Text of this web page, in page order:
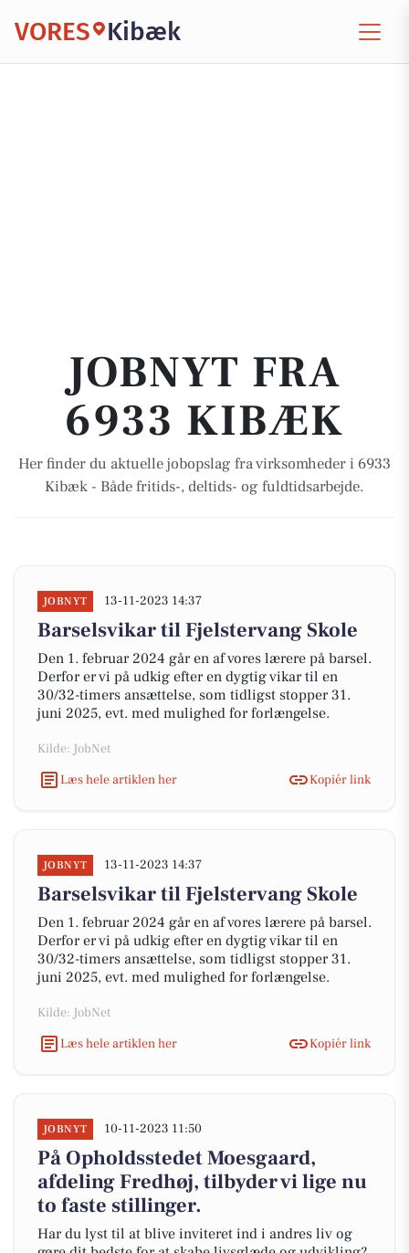
VORES Kibæk
JOBNYT FRA
6933 KIBÆK
Her finder du aktuelle jobopslag fra virksomheder i 6933
Kibæk - Både fritids-, deltids- og fuldtidsarbejde.
JOBNYT 13-11-2023 14:37
Barselsvikar til Fjelstervang Skole
Den 1. februar 2024 går en af vores lærere på barsel.
Derfor er vi på udkig efter en dygtig vikar til en
30/32-timers ansættelse, som tidligst stopper 31.
juni 2025, evt. med mulighed for forlængelse.
Kilde: JobNet
Læs hele artiklen her
Kopiér link
JOBNYT 13-11-2023 14:37
Barselsvikar til Fjelstervang Skole
Den 1. februar 2024 går en af vores lærere på barsel.
Derfor er vi på udkig efter en dygtig vikar til en
30/32-timers ansættelse, som tidligst stopper 31.
juni 2025, evt. med mulighed for forlængelse.
Kilde: JobNet
Læs hele artiklen her
Kopiér link
JOBNYT 10-11-2023 11:50
På Opholdsstedet Moesgaard,
afdeling Fredhøj, tilbyder vi lige nu
to faste stillinger.
Har du lyst til at blive inviteret ind i andres liv og